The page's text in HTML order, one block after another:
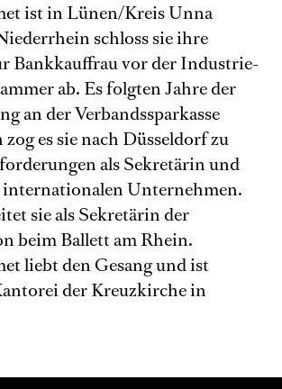
ist in Lünen/Kreis Unna
schloss sie ihre
Bankkauffrau vor der Industrie-
ab. Es folgten Jahre der
an der Verbandssparkasse
es sie nach Düsseldorf zu
als Sekretärin und
Unternehmen.
sie als Sekretärin der
beim Ballett am Rhein.
liebt den Gesang und ist
der Kreuzkirche in